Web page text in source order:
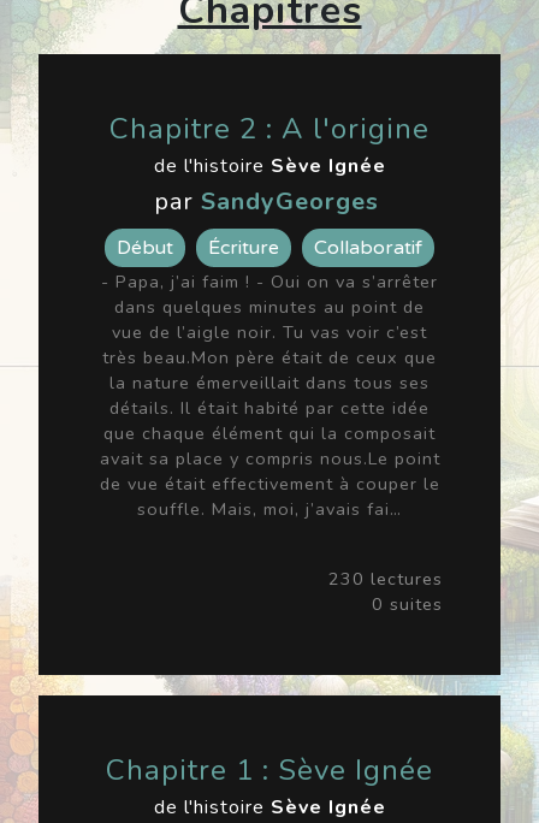
Chapitres
Chapitre 2 : A l'origine
de l'histoire Sève Ignée
par SandyGeorges
Début Écriture
Collaboratif
- Papa, j’ai faim ! - Oui on va s’arrêter
dans quelques minutes au point de
vue de l’aigle noir. Tu vas voir c’est
très beau.Mon père était de ceux que
la nature émerveillait dans tous ses
détails. Il était habité par cette idée
que chaque élément qui la composait
avait sa place y compris nous.Le point
de vue était effectivement à couper le
souffle. Mais, moi, j’avais fai…
230 lectures
0 suites
Chapitre 1 : Sève Ignée
de l'histoire Sève Ignée